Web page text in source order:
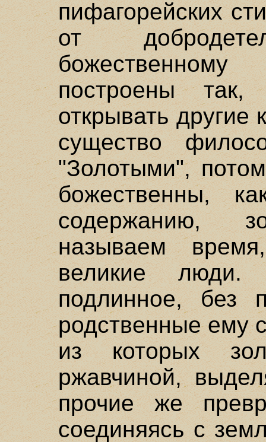
пифагорейских
от
построены
открывать другие
существо
"Золотыми",
божественны,
содержанию,
называем
великие люди.
подлинное, без
родственные ему
из которых
ржавчиной,
прочие же
соединяясь с